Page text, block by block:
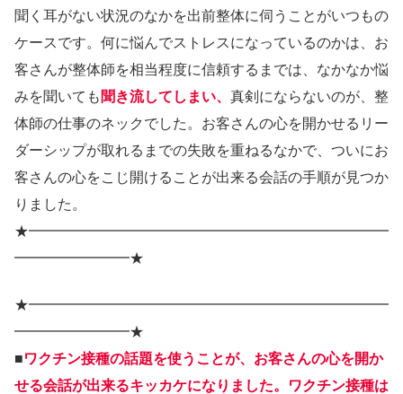
聞く耳がない状況のなかを出前整体に伺うことがいつもの
ケースです。何に悩んでストレスになっているのかは、お
客さんが整体師を相当程度に信頼するまでは、なかなか悩
みを聞いても 聞き流してしまい、 真剣にならないのが、整
体師の仕事のネックでした。お客さんの心を開かせるリー
ダーシップが取れるまでの失敗を重ねるなかで、ついにお
客さんの心をこじ開けることが出来る会話の手順が見つか
りました。
★━━━━━━━━━━━━━━━━━━━━━━━━━
━━━━━━━━★
★━━━━━━━━━━━━━━━━━━━━━━━━━
━━━━━━━━★
■ワクチン接種の話題を使うことが、お客さんの心を開か
せる会話が出来るキッカケになりました。ワクチン接種は